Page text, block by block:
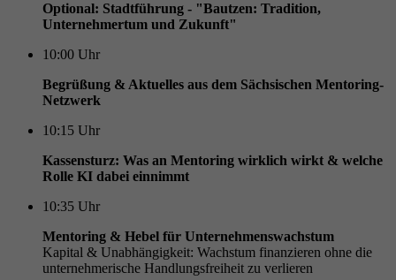
Optional: Stadtführung - "Bautzen: Tradition,
Unternehmertum und Zukunft"
10:00 Uhr
Begrüßung & Aktuelles aus dem Sächsischen Mentoring-
Netzwerk
10:15 Uhr
Kassensturz: Was an Mentoring wirklich wirkt & welche
Rolle KI dabei einnimmt
10:35 Uhr
Mentoring & Hebel für Unternehmenswachstum
Kapital & Unabhängigkeit: Wachstum finanzieren ohne die
unternehmerische Handlungsfreiheit zu verlieren